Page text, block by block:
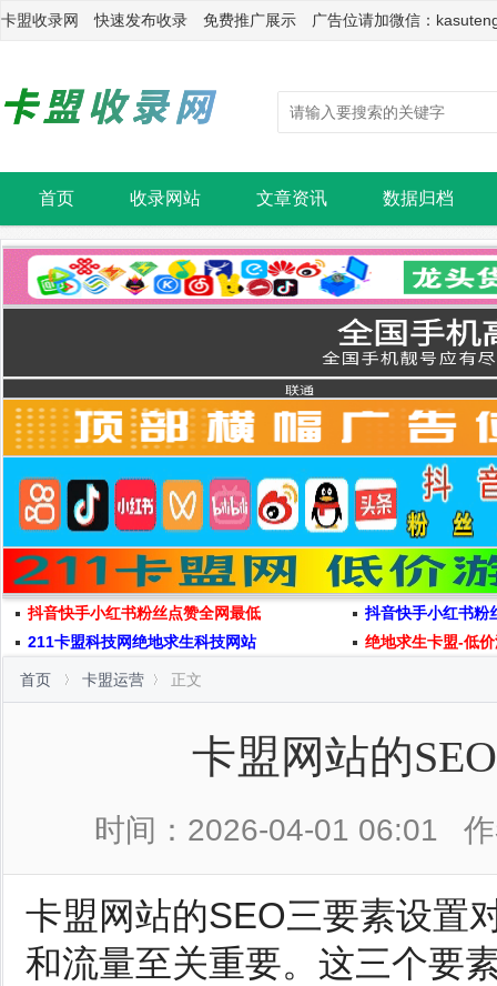
卡盟收录网 快速发布收录 免费推广展示 广告位请加微信：
首页 收录网站 文章资讯 数据归档
抖音快手小红书粉丝点赞全网最低
抖音快手小红书粉
211卡盟科技网绝地求生科技网站
绝地求生卡盟-低
首页 卡盟运营 正文
卡盟网站的
时间：2026-04-01 06:01
卡盟网站的SEO三要素设置
和流量至关重要。这三个要